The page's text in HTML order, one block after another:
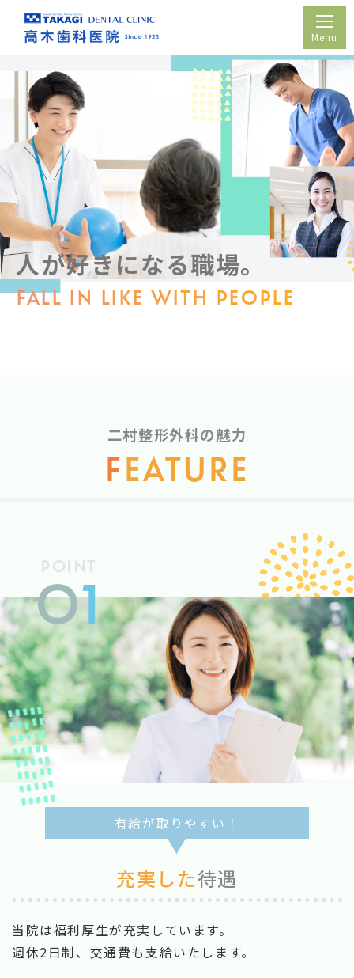
ホーム
院長紹介
診療案内
診療時間・アクセス
採用情報
人が好きになる職場。
FALL IN LIKE WITH PEOPLE
二村整形外科の魅力
FEATURE
POINT
01
有給が取りやすい！
充実した待遇
当院は福利厚生が充実しています。
週休2日制、交通費も支給いたします。